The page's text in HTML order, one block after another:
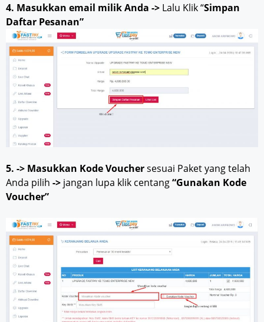
4. Masukkan email milik Anda -> Lalu Klik “Simpan
Daftar Pesanan”
5. -> Masukkan Kode Vouchersesuai Paket yang telah
Anda pilih -> jangan lupa klik centang“Gunakan Kode
Voucher”